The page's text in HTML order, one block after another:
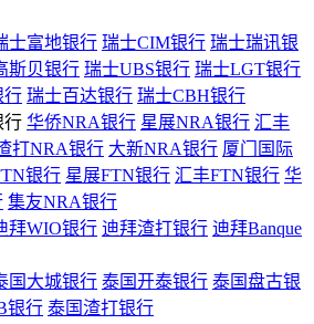
士富地银行 瑞士CIM银行 瑞士瑞讯银
斯贝银行 瑞士UBS银行 瑞士LGT银行
行 瑞士百达银行 瑞士CBH银行
行 华侨NRA银行 星展NRA银行 汇丰
打NRA银行 大新NRA银行 厦门国际
银行 星展FTN银行 汇丰FTN银行 华
集友NRA银行
拜WIO银行 迪拜渣打银行 迪拜Banque
国大城银行 泰国开泰银行 泰国盘古银
银行 泰国渣打银行